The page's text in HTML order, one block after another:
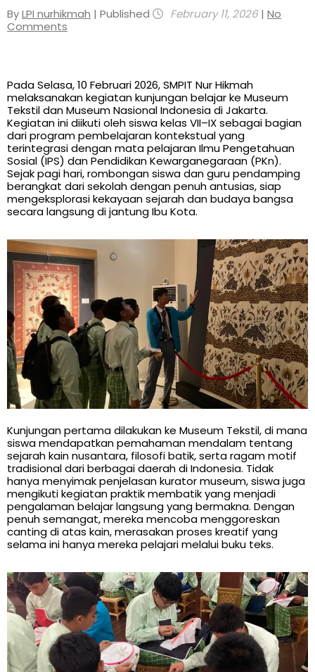
ByLPI nurhikmah | Published February 11, 2026 | No
Comments
Pada Selasa, 10 Februari 2026, SMPIT Nur Hikmah
melaksanakan kegiatan kunjungan belajar ke Museum
Tekstil dan Museum Nasional Indonesia di Jakarta.
Kegiatan ini diikuti oleh siswa kelas VII–IX sebagai bagian
dari program pembelajaran kontekstual yang
terintegrasi dengan mata pelajaran Ilmu Pengetahuan
Sosial (IPS) dan Pendidikan Kewarganegaraan (PKn).
Sejak pagi hari, rombongan siswa dan guru pendamping
berangkat dari sekolah dengan penuh antusias, siap
mengeksplorasi kekayaan sejarah dan budaya bangsa
secara langsung di jantung Ibu Kota.
Kunjungan pertama dilakukan ke Museum Tekstil, di mana
siswa mendapatkan pemahaman mendalam tentang
sejarah kain nusantara, filosofi batik, serta ragam motif
tradisional dari berbagai daerah di Indonesia. Tidak
hanya menyimak penjelasan kurator museum, siswa juga
mengikuti kegiatan praktik membatik yang menjadi
pengalaman belajar langsung yang bermakna. Dengan
penuh semangat, mereka mencoba menggoreskan
canting di atas kain, merasakan proses kreatif yang
selama ini hanya mereka pelajari melalui buku teks.